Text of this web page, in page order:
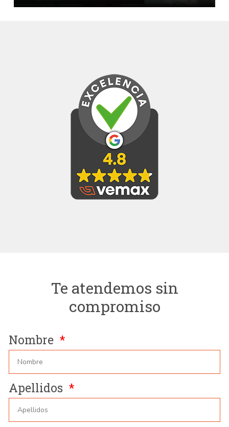
Te atendemos sin
compromiso
Nombre
Apellidos